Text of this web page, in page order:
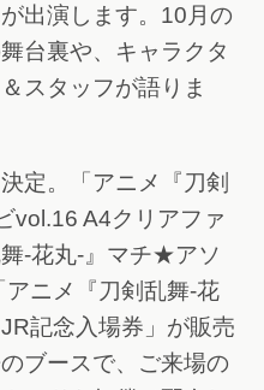
出演します。10月の
台裏や、キャラクタ
スタッフが語りま
定。「アニメ『刀剣
vol.16 A4クリアファ
-花丸-』マチ★アソ
ニメ『刀剣乱舞-花
記念入場券」が販売
ブースで、ご来場の